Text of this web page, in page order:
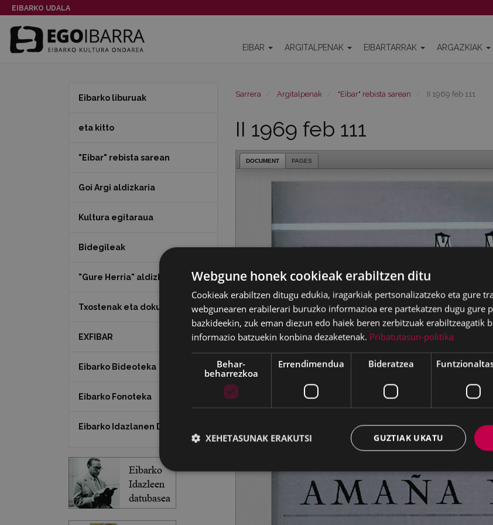
EIBARKO UDALA
EIBAR ARGITALPENAK EIBARTARRAK ARGAZKIAK
Sarrera Argitalpenak "Eibar" rebista sarean II 1969 feb 111
II 1969 feb 111
DOCUMENT PAGES
Eibarko liburuak
eta kitto
"Eibar" rebista sarean
Goi Argi aldizkaria
Kultura egitaraua
Bidegileak
"Gure Herria" aldizkaria
Txostenak eta dokumentuak
EXFIBAR
Eibarko Bideoteka
Eibarko Fonoteka
Eibarko Idazlanen Datu-basea
Webgune honek cookieak erabiltzen ditu
Cookieak erabiltzen ditugu edukia, iragarkiak pertsonalizatzeko eta gure
webgunearen erabilerari buruzko informazioa ere partekatzen dugu gure
bazkideekin, zuk eman diezun edo haiek beren zerbitzuak erabiltzeagatik
informazio batzuekin konbina dezaketenak. Pribatutasun-politika
Behar-
beharrezkoa
Errendimendua Bideratzea
GUZTIAK UKATU
XEHETASUNAK ERAKUTSI